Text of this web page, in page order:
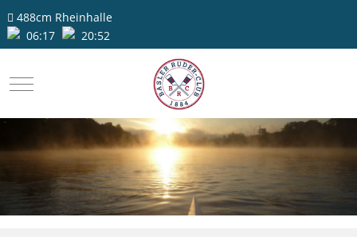
488cm Rheinhalle
06:17
20:52
Mobile Menu Toggle